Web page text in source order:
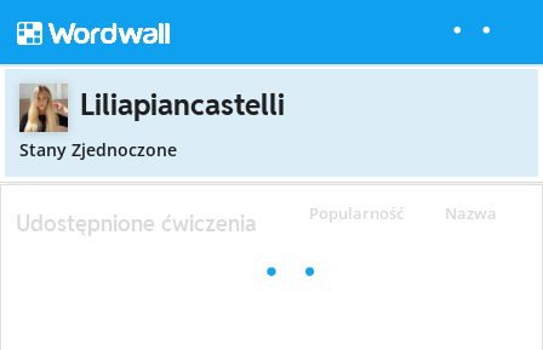
Liliapiancastelli
Stany Zjednoczone
Popularność Nazwa
Udostępnione ćwiczenia